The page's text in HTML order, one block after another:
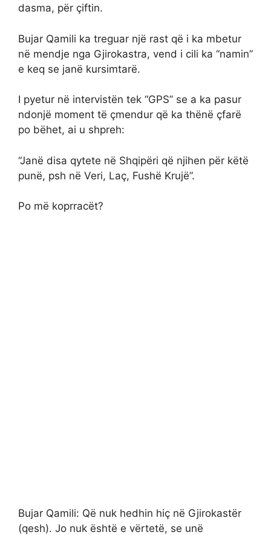
dasma, për çiftin.
Bujar Qamili ka treguar një rast që i ka mbetur
në mendje nga Gjirokastra, vend i cili ka “namin”
e keq se janë kursimtarë.
I pyetur në intervistën tek “GPS” se a ka pasur
ndonjë moment të çmendur që ka thënë çfarë
po bëhet, ai u shpreh:
“Janë disa qytete në Shqipëri që njihen për këtë
punë, psh në Veri, Laç, Fushë Krujë”.
Po më koprracët?
Bujar Qamili: Që nuk hedhin hiç në Gjirokastër
(qesh). Jo nuk është e vërtetë, se unë